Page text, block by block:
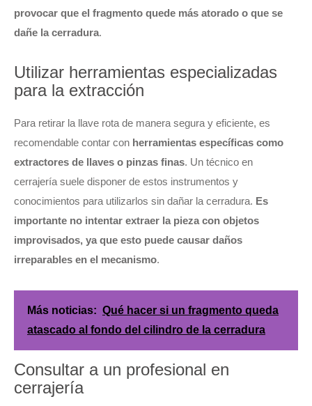
provocar que el fragmento quede más atorado o que se
dañe la cerradura.
Utilizar herramientas especializadas
para la extracción
Para retirar la llave rota de manera segura y eficiente, es
recomendable contar con herramientas específicas como
extractores de llaves o pinzas finas. Un técnico en
cerrajería suele disponer de estos instrumentos y
conocimientos para utilizarlos sin dañar la cerradura. Es
importante no intentar extraer la pieza con objetos
improvisados, ya que esto puede causar daños
irreparables en el mecanismo.
Más noticias: Qué hacer si un fragmento queda
atascado al fondo del cilindro de la cerradura
Consultar a un profesional en
cerrajería